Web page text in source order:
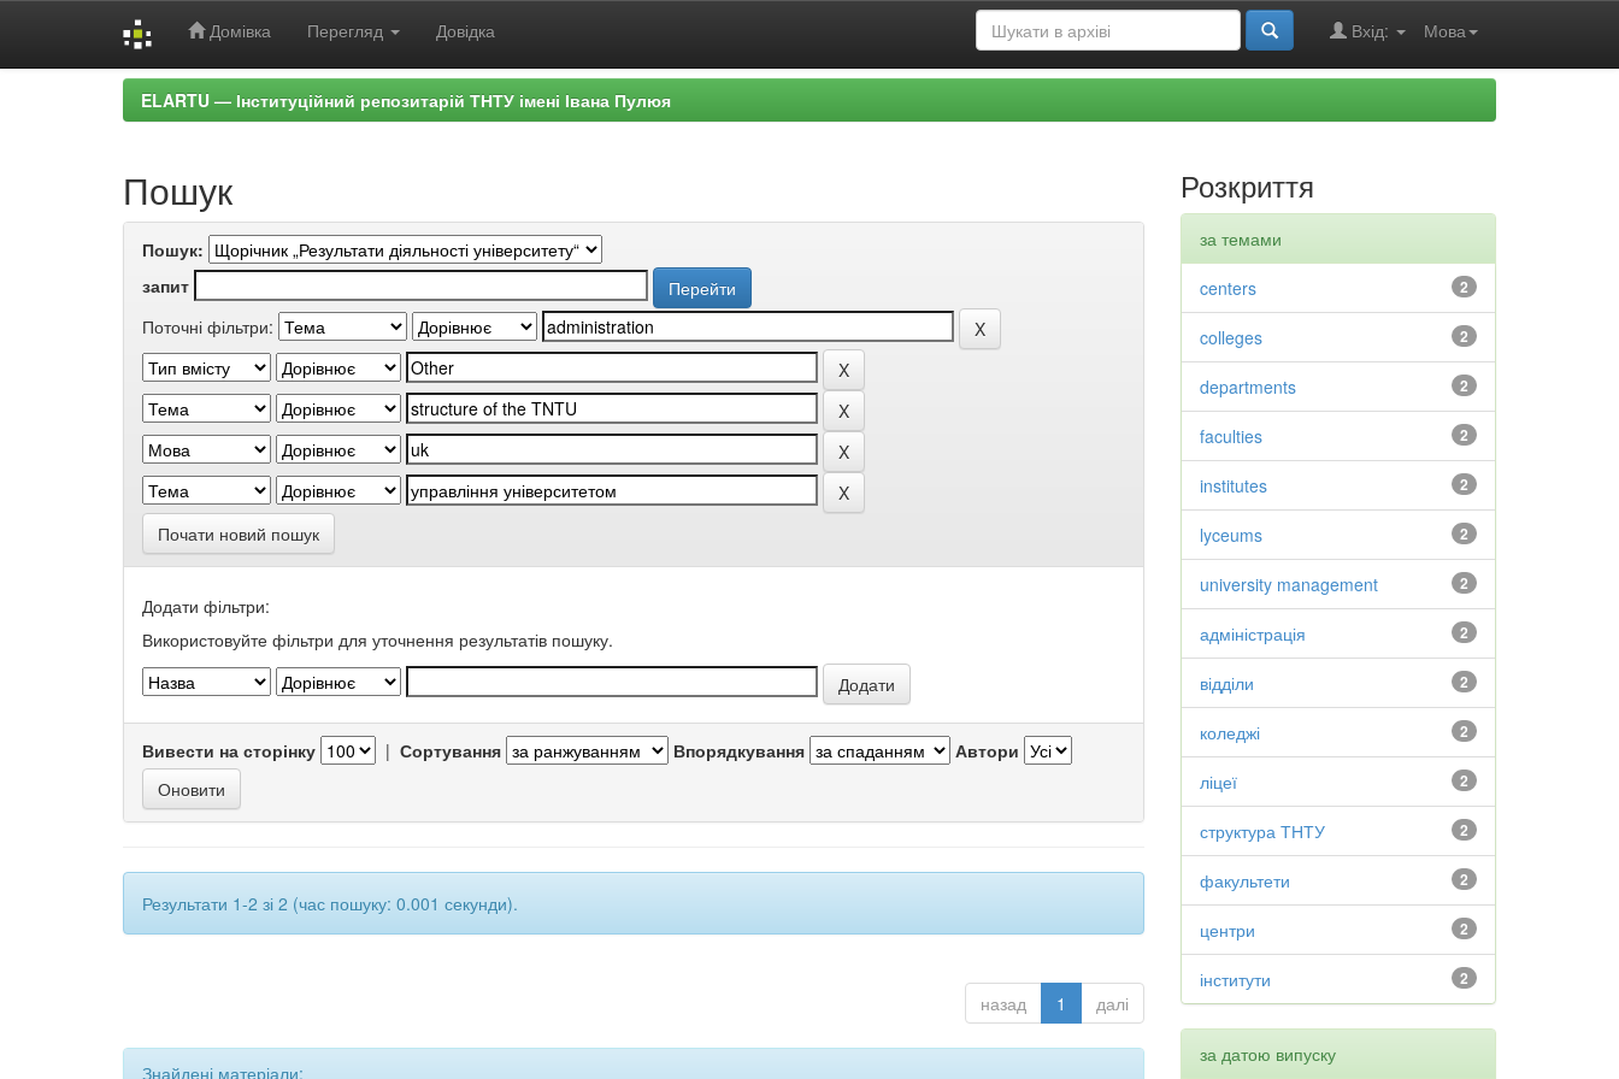
Домівка Перегляд Довідка Мова
Вхід:
ELARTU — Інституційний репозитарій ТНТУ імені Івана Пулюя
Пошук
Пошук:
запит
Поточні фільтри:
Почати новий пошук
Додати фільтри:
Використовуйте фільтри для уточнення результатів пошуку.
Вивести на сторінку | Сортування Впорядкування Автори
Результати 1-2 зі 2 (час пошуку: 0.001 секунди).
назад 1 далі
Знайдені матеріали:
Розкриття
за темами
2
centers
2
colleges
2
departments
2
faculties
2
institutes
2
lyceums
2
university management
2
адміністрація
2
відділи
2
коледжі
2
ліцеї
2
структура ТНТУ
2
факультети
2
центри
2
інститути
за датою випуску